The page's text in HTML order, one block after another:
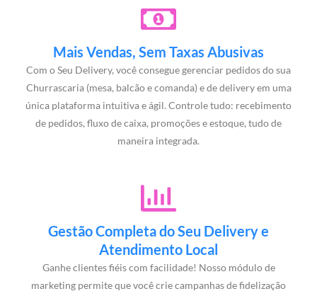
Mais Vendas, Sem Taxas Abusivas
Com o Seu Delivery, você consegue gerenciar pedidos do sua
Churrascaria (mesa, balcão e comanda) e de delivery em uma
única plataforma intuitiva e ágil. Controle tudo: recebimento
de pedidos, fluxo de caixa, promoções e estoque, tudo de
maneira integrada.
Gestão Completa do Seu Delivery e
Atendimento Local
Ganhe clientes fiéis com facilidade! Nosso módulo de
marketing permite que você crie campanhas de fidelização